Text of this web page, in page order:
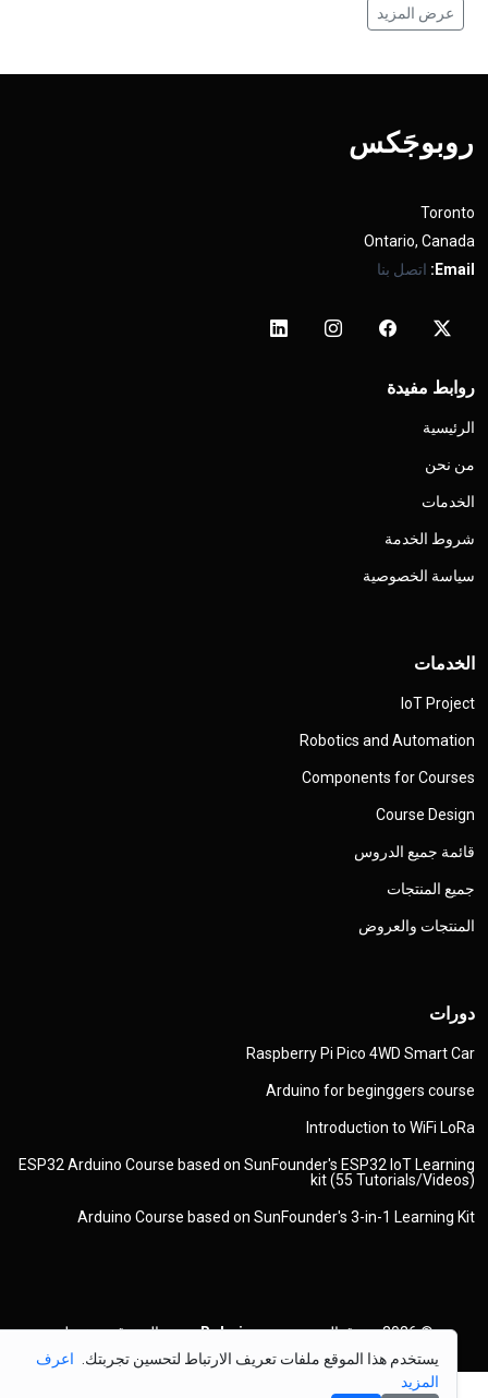
يستخدم هذا الموقع ملفات تعريف الارتباط لتحسين تجربتك. اعرف
المزيد
عرض المزيد
روبوجَکس
Toronto
Ontario, Canada
Email: اتصل بنا
روابط مفيدة
الرئيسية
من نحن
الخدمات
شروط الخدمة
سياسة الخصوصية
الخدمات
IoT Project
Robotics and Automation
Components for Courses
Course Design
قائمة جميع الدروس
جميع المنتجات
المنتجات والعروض
دورات
Raspberry Pi Pico 4WD Smart Car
Arduino for beginggers course
Introduction to WiFi LoRa
ESP32 Arduino Course based on SunFounder's ESP32 IoT Learning
kit (55 Tutorials/Videos)
Arduino Course based on SunFounder's 3-in-1 Learning Kit
© 2026 حقوق النشر Robojax.com جميع الحقوق محفوظة